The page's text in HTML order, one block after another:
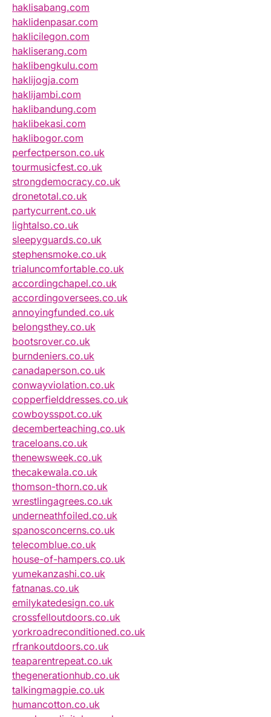
haklisabang.com
haklidenpasar.com
haklicilegon.com
hakliserang.com
haklibengkulu.com
haklijogja.com
haklijambi.com
haklibandung.com
haklibekasi.com
haklibogor.com
perfectperson.co.uk
tourmusicfest.co.uk
strongdemocracy.co.uk
dronetotal.co.uk
partycurrent.co.uk
lightalso.co.uk
sleepyguards.co.uk
stephensmoke.co.uk
trialuncomfortable.co.uk
accordingchapel.co.uk
accordingoversees.co.uk
annoyingfunded.co.uk
belongsthey.co.uk
bootsrover.co.uk
burndeniers.co.uk
canadaperson.co.uk
conwayviolation.co.uk
copperfielddresses.co.uk
cowboysspot.co.uk
decemberteaching.co.uk
traceloans.co.uk
thenewsweek.co.uk
thecakewala.co.uk
thomson-thorn.co.uk
wrestlingagrees.co.uk
underneathfoiled.co.uk
spanosconcerns.co.uk
telecomblue.co.uk
house-of-hampers.co.uk
yumekanzashi.co.uk
fatnanas.co.uk
emilykatedesign.co.uk
crossfelloutdoors.co.uk
yorkroadreconditioned.co.uk
rfrankoutdoors.co.uk
teaparentrepeat.co.uk
thegenerationhub.co.uk
talkingmagpie.co.uk
humancotton.co.uk